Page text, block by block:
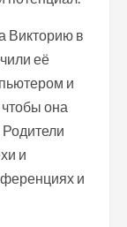
Викторию в
её
и
она
Родители
и
и